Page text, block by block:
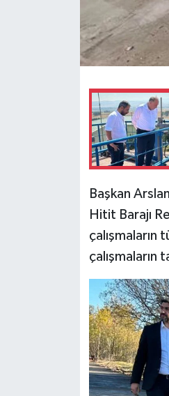
Başkan
Hitit Barajı
çalışmaların
çalışmaların